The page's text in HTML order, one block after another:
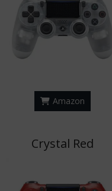
Amazon
Crystal Red